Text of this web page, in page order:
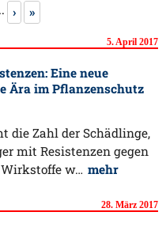
› »
5. April 2017
Eine neue
Ära im Pflanzenschutz
die Zahl der Schädlinge,
mit Resistenzen gegen
w… mehr
28. März 2017